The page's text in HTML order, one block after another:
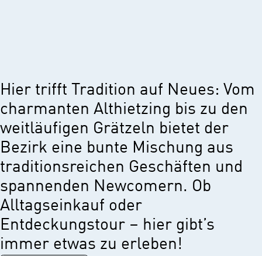
Hier trifft Tradition auf Neues: Vom
charmanten Althietzing bis zu den
weitläufigen Grätzeln bietet der
Bezirk eine bunte Mischung aus
traditionsreichen Geschäften und
spannenden Newcomern. Ob
Alltagseinkauf oder
Entdeckungstour – hier gibt’s
immer etwas zu erleben!